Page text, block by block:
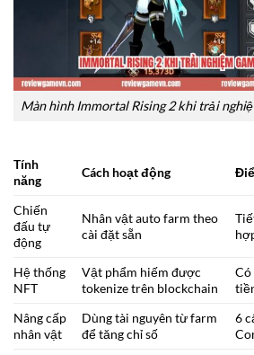
Màn hình Immortal Rising 2 khi trải
Tính
năng
Cách hoạt động
Chiến
đấu tự
động
Nhân vật auto farm theo
cài đặt sẵn
Hệ thống
NFT
Vật phẩm hiếm được
tokenize trên blockchain
Có
Nâng cấp
nhân vật
Dùng tài nguyên từ farm
để tăng chỉ số
6